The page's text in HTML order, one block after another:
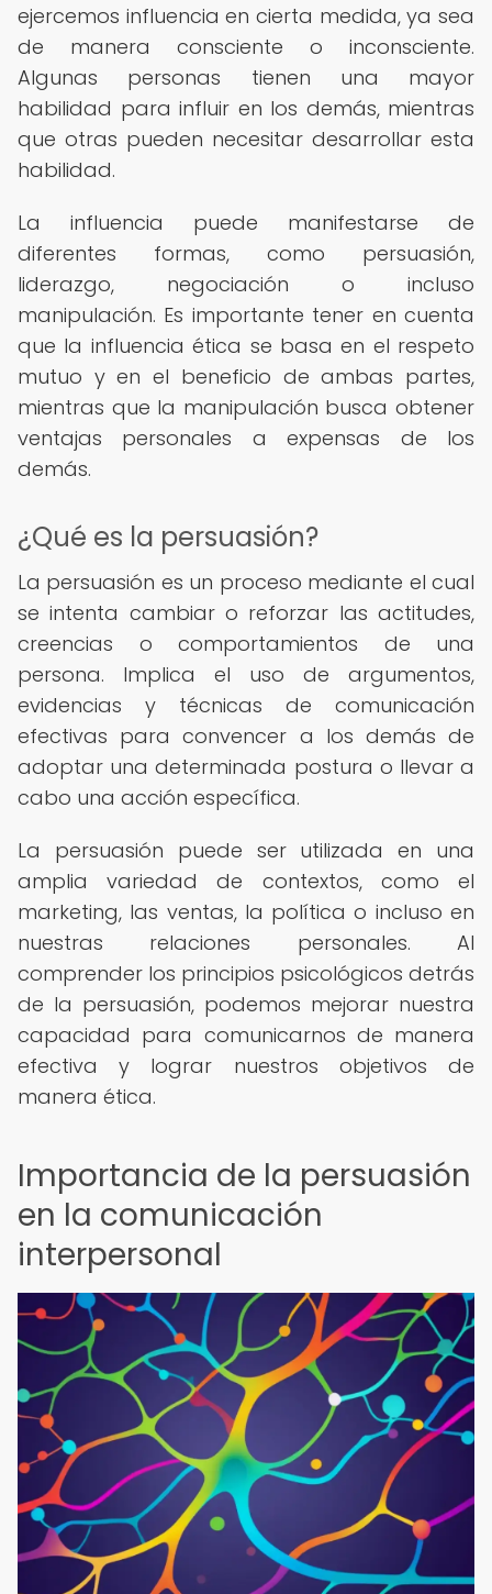
ejercemos influencia en cierta medida, ya sea
de manera consciente o inconsciente.
Algunas personas tienen una mayor
habilidad para influir en los demás, mientras
que otras pueden necesitar desarrollar esta
habilidad.
La influencia puede manifestarse de
diferentes formas, como persuasión,
liderazgo, negociación o incluso
manipulación. Es importante tener en cuenta
que la influencia ética se basa en el respeto
mutuo y en el beneficio de ambas partes,
mientras que la manipulación busca obtener
ventajas personales a expensas de los
demás.
¿Qué es la persuasión?
La persuasión es un proceso mediante el cual
se intenta cambiar o reforzar las actitudes,
creencias o comportamientos de una
persona. Implica el uso de argumentos,
evidencias y técnicas de comunicación
efectivas para convencer a los demás de
adoptar una determinada postura o llevar a
cabo una acción específica.
La persuasión puede ser utilizada en una
amplia variedad de contextos, como el
marketing, las ventas, la política o incluso en
nuestras relaciones personales. Al
comprender los principios psicológicos detrás
de la persuasión, podemos mejorar nuestra
capacidad para comunicarnos de manera
efectiva y lograr nuestros objetivos de
manera ética.
Importancia de la persuasión
en la comunicación
interpersonal